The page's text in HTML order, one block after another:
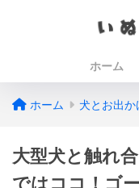
ホーム
ホーム 犬とお出か
大型犬と触れ
ではココ！ゴ